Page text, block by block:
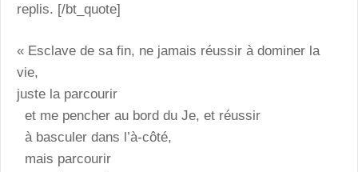
replis. [/bt_quote]
« Esclave de sa fin, ne jamais réussir à dominer la
vie,
juste la parcourir
et me pencher au bord du Je, et réussir
à basculer dans l’à-côté,
mais parcourir